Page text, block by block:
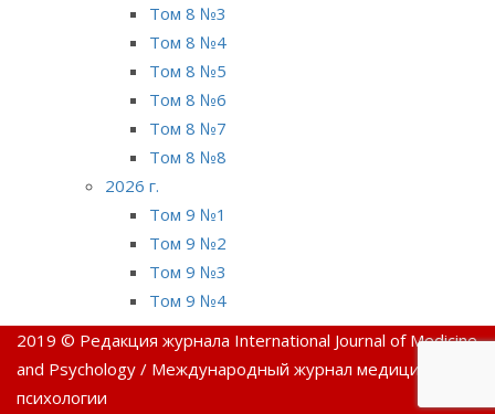
Том 8 №3
Том 8 №4
Том 8 №5
Том 8 №6
Том 8 №7
Том 8 №8
2026 г.
Том 9 №1
Том 9 №2
Том 9 №3
Том 9 №4
2019 © Редакция журнала International Journal of Medicine
and Psychology / Международный журнал медицины и
психологии